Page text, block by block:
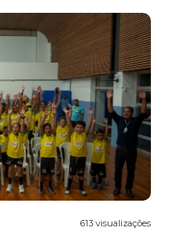
613 visualizações